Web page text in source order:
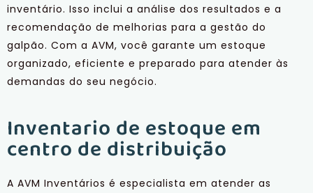
inventário. Isso inclui a análise dos resultados e a
recomendação de melhorias para a gestão do
galpão. Com a AVM, você garante um estoque
organizado, eficiente e preparado para atender às
demandas do seu negócio.
Inventario de estoque em
centro de distribuição
A AVM Inventários é especialista em atender as